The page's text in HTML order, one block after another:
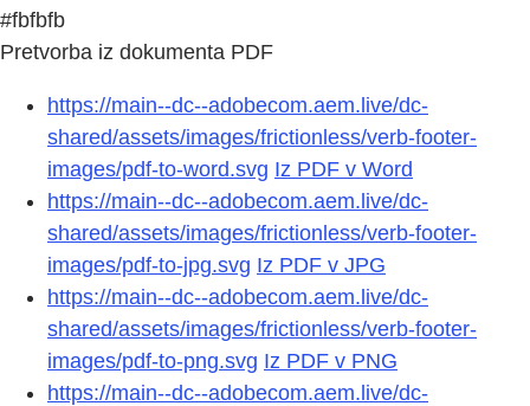
#fbfbfb
Pretvorba iz dokumenta PDF
https://main--dc--adobecom.aem.live/dc-
shared/assets/images/frictionless/verb-footer-
images/pdf-to-word.svg Iz PDF v Word
https://main--dc--adobecom.aem.live/dc-
shared/assets/images/frictionless/verb-footer-
images/pdf-to-jpg.svg Iz PDF v JPG
https://main--dc--adobecom.aem.live/dc-
shared/assets/images/frictionless/verb-footer-
images/pdf-to-png.svg Iz PDF v PNG
https://main--dc--adobecom.aem.live/dc-